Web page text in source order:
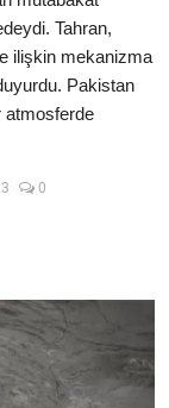
Tahran,
ilişkin ⁠mekanizma
Pakistan
atmosferde
0